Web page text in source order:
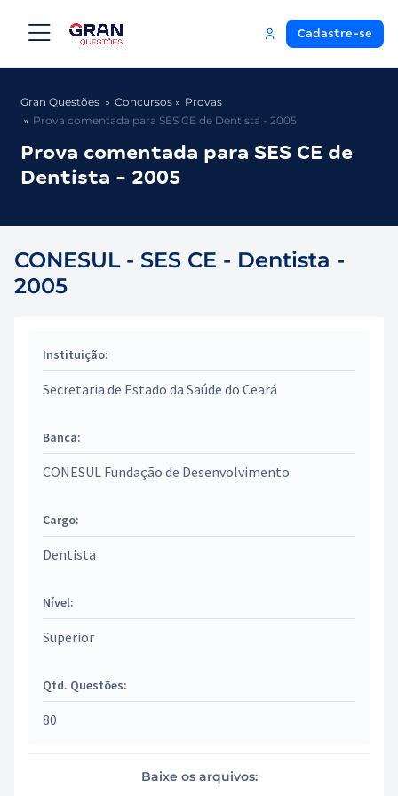
Cadastre-se
Gran Questões Concursos
Provas
Prova comentada para SES CE de Dentista - 2005
Prova comentada para SES CE de
Dentista - 2005
CONESUL - SES CE - Dentista -
2005
Instituição:
Secretaria de Estado da Saúde do Ceará
Banca:
CONESUL Fundação de Desenvolvimento
Cargo:
Dentista
Nível:
Superior
Qtd. Questões:
80
Baixe os arquivos: